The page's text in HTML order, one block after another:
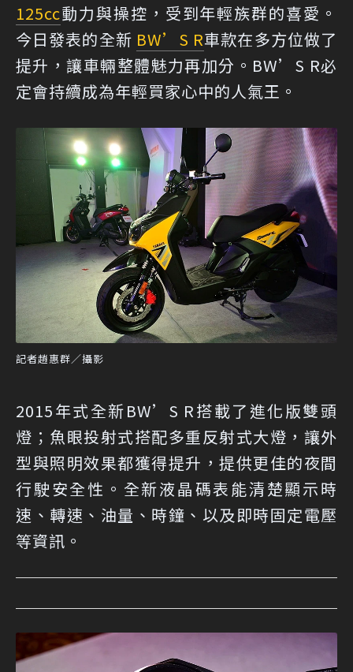
125cc動力與操控，受到年輕族群的喜愛。
今日發表的全新 BW’S R車款在多方位做了
提升，讓車輛整體魅力再加分。BW’S R必
定會持續成為年輕買家心中的人氣王。
記者趙惠群／攝影
2015年式全新BW’S R搭載了進化版雙頭
燈；魚眼投射式搭配多重反射式大燈，讓外
型與照明效果都獲得提升，提供更佳的夜間
行駛安全性。全新液晶碼表能清楚顯示時
速、轉速、油量、時鐘、以及即時固定電壓
等資訊。